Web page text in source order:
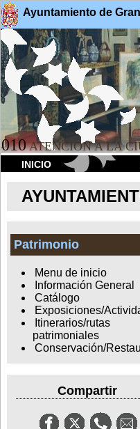
Ayuntamiento de
010 ATENCION A LA
INICIO
Patrimonio
Menu de inicio
Información General
Catálogo
Exposiciones/
Itinerarios/rutas
patrimoniales
Conservación/
Compartir